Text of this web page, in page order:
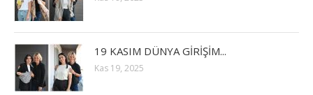
19 KASIM DÜNYA GİRİŞİM...
Kas 19, 2025